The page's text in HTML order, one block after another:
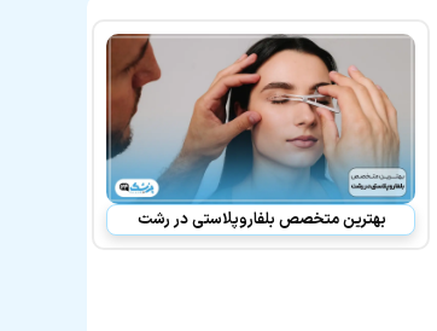
بهترین متخصص بلفاروپلاستی در رشت